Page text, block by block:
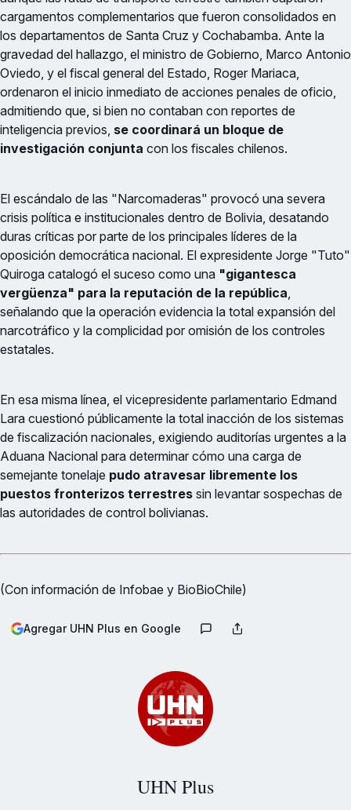
cargamentos complementarios que fueron consolidados en
los departamentos de Santa Cruz y Cochabamba. Ante la
gravedad del hallazgo, el ministro de Gobierno, Marco Antonio
Oviedo, y el fiscal general del Estado, Roger Mariaca,
ordenaron el inicio inmediato de acciones penales de oficio,
admitiendo que, si bien no contaban con reportes de
inteligencia previos, se coordinará un bloque de
investigación conjunta con los fiscales chilenos.
El escándalo de las "Narcomaderas" provocó una severa
crisis política e institucionales dentro de Bolivia, desatando
duras críticas por parte de los principales líderes de la
oposición democrática nacional. El expresidente Jorge "Tuto"
Quiroga catalogó el suceso como una "gigantesca
vergüenza" para la reputación de la república
señalando que la operación evidencia la total expansión del
narcotráfico y la complicidad por omisión de los controles
estatales.
En esa misma línea, el vicepresidente parlamentario Edmand
Lara cuestionó públicamente la total inacción de los sistemas
de fiscalización nacionales, exigiendo auditorías urgentes a la
Aduana Nacional para determinar cómo una carga de
semejante tonelaje pudo atravesar libremente los
puestos fronterizos terrestres sin levantar sospechas de
las autoridades de control bolivianas.
(Con información de Infobae y BioBioChile)
Agregar UHN Plus en Google
UHN Plus